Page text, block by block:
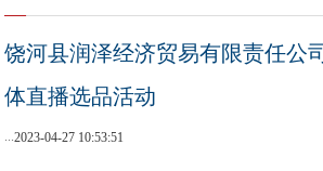
饶河县润泽经济贸易有限责任公
体直播选品活动
...2023-04-27 10:53:51